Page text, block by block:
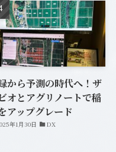
から予測の時代へ！ザ
オとアグリノートで稲
アップグレード
年1月30日 DX